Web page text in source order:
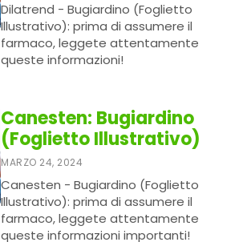
Dilatrend - Bugiardino (Foglietto
Illustrativo): prima di assumere il
farmaco, leggete attentamente
queste informazioni!
Canesten: Bugiardino
(Foglietto Illustrativo)
MARZO 24, 2024
Canesten - Bugiardino (Foglietto
Illustrativo): prima di assumere il
farmaco, leggete attentamente
queste informazioni importanti!